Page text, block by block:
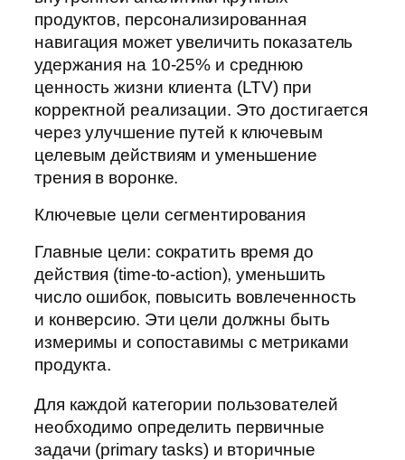
продуктов, персонализированная
навигация может увеличить показатель
удержания на 10-25% и среднюю
ценность жизни клиента (LTV) при
корректной реализации. Это достигается
через улучшение путей к ключевым
целевым действиям и уменьшение
трения в воронке.
Ключевые цели сегментирования
Главные цели: сократить время до
действия (time-to-action), уменьшить
число ошибок, повысить вовлеченность
и конверсию. Эти цели должны быть
измеримы и сопоставимы с метриками
продукта.
Для каждой категории пользователей
необходимо определить первичные
задачи (primary tasks) и вторичные